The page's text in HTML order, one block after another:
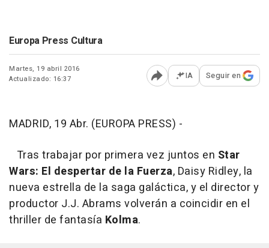
Europa Press Cultura
Martes, 19 abril 2016
Actualizado: 16:37
Abrir opciones para
IA Seguir en
MADRID, 19 Abr. (EUROPA PRESS) -
Tras trabajar por primera vez juntos en Star
Wars: El despertar de la Fuerza, Daisy Ridley, la
nueva estrella de la saga galáctica, y el director y
productor J.J. Abrams volverán a coincidir en el
thriller de fantasía Kolma.